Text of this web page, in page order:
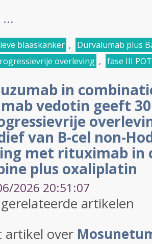
...
blaaskanker ,
Durvalumab plus
overleving , fase III
in
vedotin geeft
van B-cel non-
met rituximab in
plus oxaliplatin
2026 20:51:07
artikelen
artikel over